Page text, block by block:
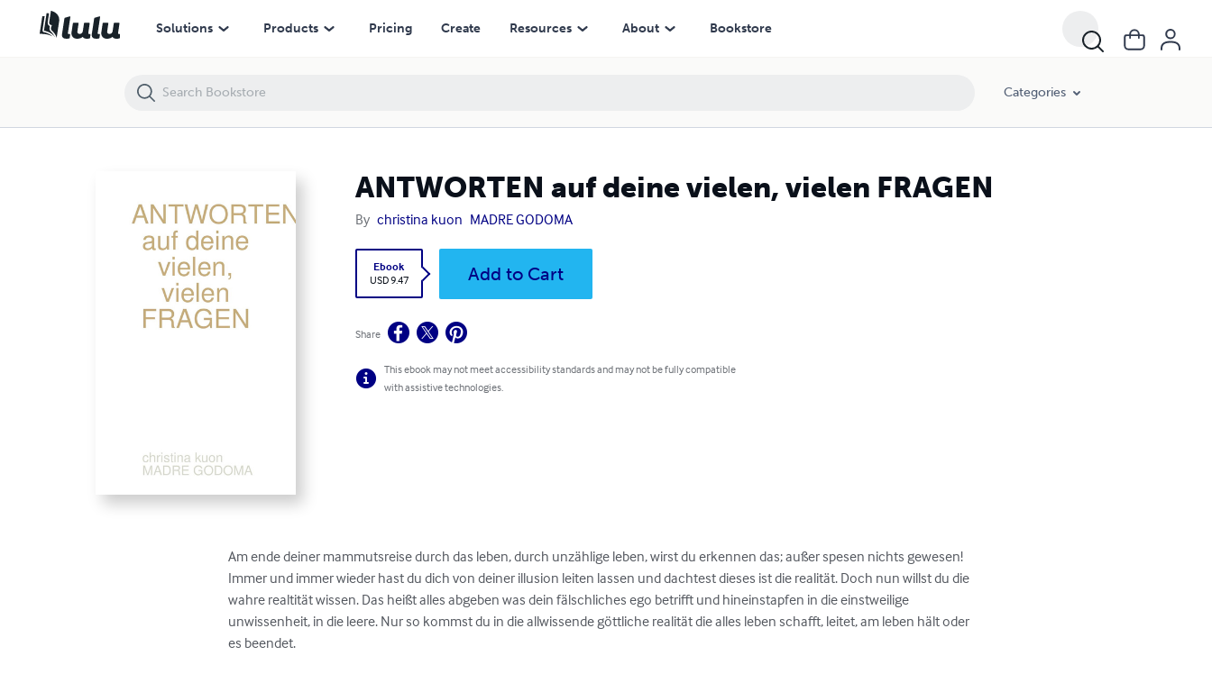
Solutions Products Pricing Create Resources About Bookstore
Categories
ANTWORTEN auf deine vielen, vielen FRAGEN
By christina kuon MADRE GODOMA
Ebook
USD 9.47
Add to Cart
Share
This ebook may not meet accessibility standards and may not be fully compatible
with assistive technologies.
Am ende deiner mammutsreise durch das leben, durch unzählige leben, wirst du erkennen das; außer spesen nichts gewesen!
Immer und immer wieder hast du dich von deiner illusion leiten lassen und dachtest dieses ist die realität. Doch nun willst du die
wahre realtität wissen. Das heißt alles abgeben was dein fälschliches ego betrifft und hineinstapfen in die einstweilige
unwissenheit, in die leere. Nur so kommst du in die allwissende göttliche realität die alles leben schafft, leitet, am leben hält oder
es beendet.
ANTWORTEN auf deine vielen, vielen FRAGEN